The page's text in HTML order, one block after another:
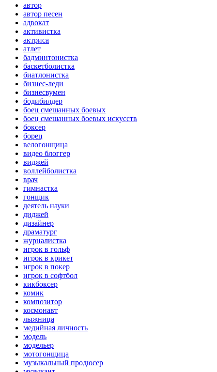
автор
автор песен
адвокат
активистка
актриса
атлет
бадминтонистка
баскетболистка
биатлонистка
бизнес-леди
бизнесвумен
бодибилдер
боец смешанных боевых
боец смешанных боевых искусств
боксер
борец
велогонщица
видео блоггер
виджей
воллейболистка
врач
гимнастка
гонщик
деятель науки
диджей
дизайнер
драматург
журналистка
игрок в гольф
игрок в крикет
игрок в покер
игрок в софтбол
кикбоксер
комик
композитор
космонавт
лыжница
медийная личность
модель
модельер
мотогонщица
музыкальный продюсер